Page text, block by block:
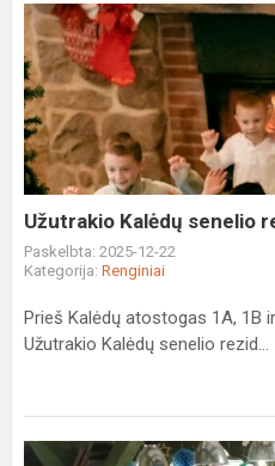
Užutrakio
Kalėdų
senelio
rezidencijoje
Užutrakio Kalėdų senelio
Paskelbta: 2025-12-22
Kategorija: Renginiai
Prieš Kalėdų atostogas 1A, 1B
Užutrakio Kalėdų senelio rezid...
Pažintinė–